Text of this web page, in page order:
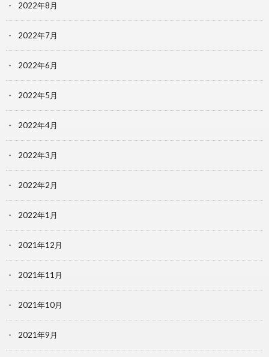
2022年8月
2022年7月
2022年6月
2022年5月
2022年4月
2022年3月
2022年2月
2022年1月
2021年12月
2021年11月
2021年10月
2021年9月